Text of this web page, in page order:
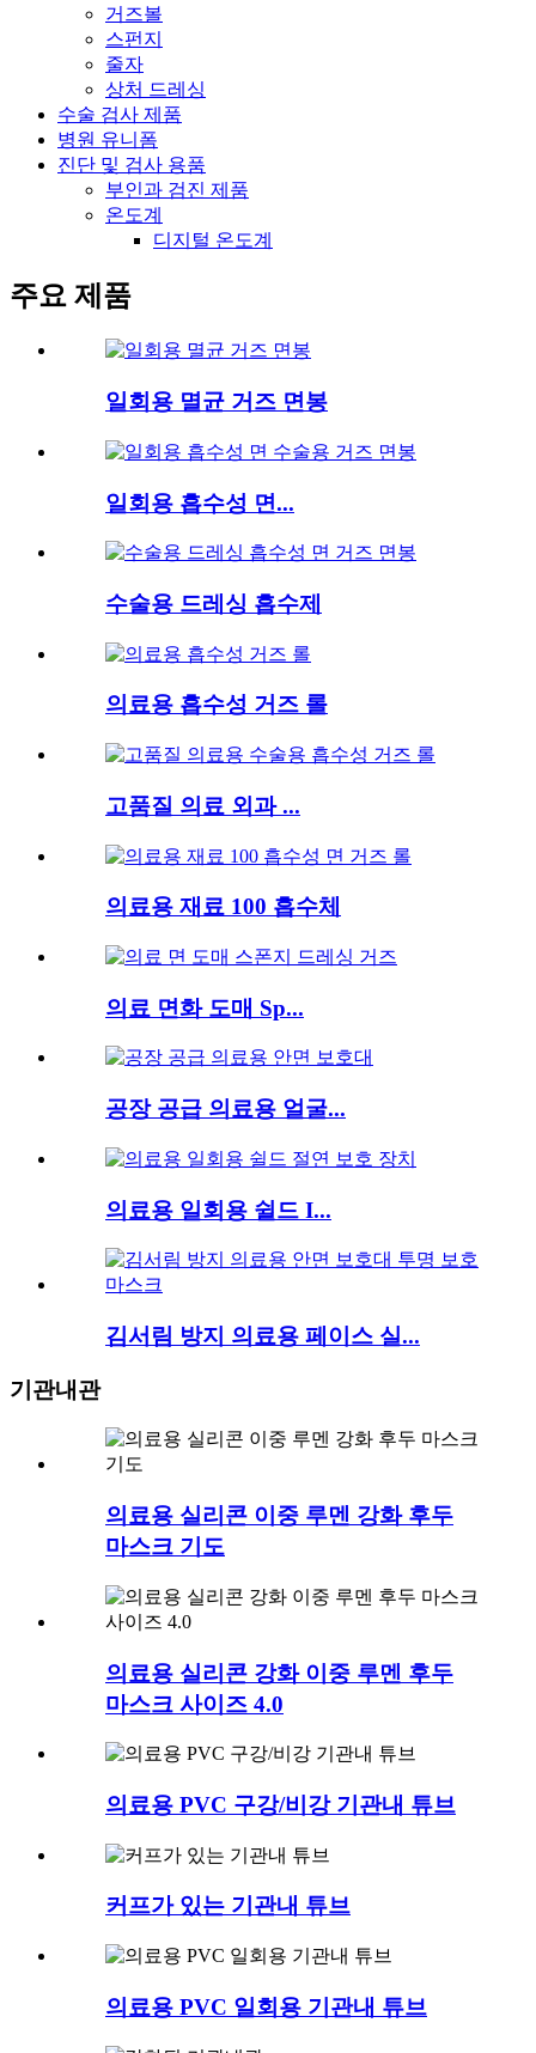
거즈볼
스펀지
줄자
상처 드레싱
수술 검사 제품
병원 유니폼
진단 및 검사 용품
부인과 검진 제품
온도계
디지털 온도계
주요 제품
일회용 멸균 거즈 면봉
일회용 흡수성 면...
수술용 드레싱 흡수제
의료용 흡수성 거즈 롤
고품질 의료 외과 ...
의료용 재료 100 흡수체
의료 면화 도매 Sp...
공장 공급 의료용 얼굴...
의료용 일회용 쉴드 I...
김서림 방지 의료용 페이스 실...
기관내관
의료용 실리콘 이중 루멘 강화 후두
마스크 기도
의료용 실리콘 강화 이중 루멘 후두
마스크 사이즈 4.0
의료용 PVC 구강/비강 기관내 튜브
커프가 있는 기관내 튜브
의료용 PVC 일회용 기관내 튜브